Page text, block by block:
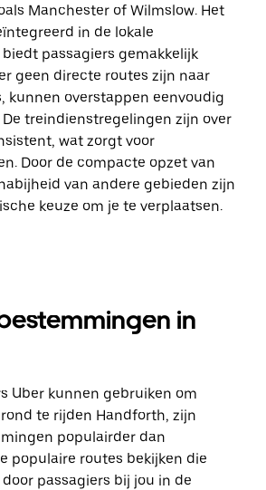
Manchester of Wilmslow. Het
in de lokale
passagiers gemakkelijk
geen directe routes zijn naar
kunnen overstappen eenvoudig
treindienstregelingen zijn over
wat zorgt voor
Door de compacte opzet van
van andere gebieden zijn
keuze om je te verplaatsen.
in
Uber kunnen gebruiken om
te rijden Handforth, zijn
populairder dan
populaire routes bekijken die
passagiers bij jou in de